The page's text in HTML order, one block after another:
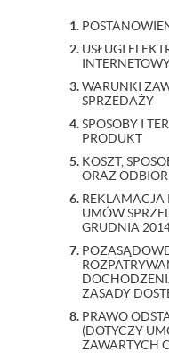
USŁUGI
WARUNKI
SPRZEDAŻY
SPOSOBY I
PRODUKT
KOSZT,
ORAZ
REKLAMACJA
UMÓW
GRUDNIA
ZASADY
PRAWO
(DOTYCZY
ZAWARTYCH